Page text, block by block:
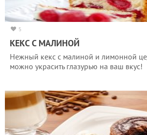
5
КЕКС С МАЛИНОЙ
Нежный кекс с малиной и лимонной
можно украсить глазурью на ваш вкус!